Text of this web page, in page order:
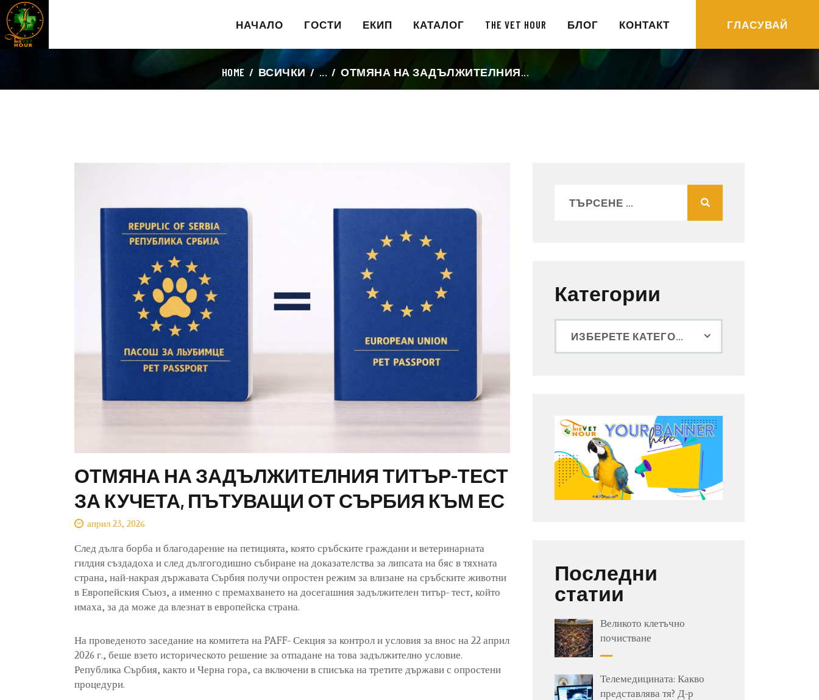
НАЧАЛО ГОСТИ ЕКИП КАТАЛОГ THE VET HOUR БЛОГ КОНТАКТ ГЛАСУВАЙ
HOME ВСИЧКИ ... ОТМЯНА НА ЗАДЪЛЖИТЕЛНИЯ...
НАЧАЛО
ГОСТИ
ЕКИП
КОНТАКТ
ОТМЯНА НА ЗАДЪЛЖИТЕЛНИЯ ТИТЪР-ТЕСТ
ЗА КУЧЕТА, ПЪТУВАЩИ ОТ СЪРБИЯ КЪМ ЕС
април 23, 2026
След дълга борба и благодарение на петицията, която сръбските граждани и ветеринарната
гилдия създадоха и след дългогодишно събиране на доказателства за липсата на бяс в тяхната
страна, най-накрая държавата Сърбия получи опростен режим за влизане на сръбските животни
в Европейския Съюз, а именно с премахването на досегашния задължителен титър- тест, който
имаха, за да може да влезнат в европейска страна.
На проведеното заседание на комитета на PAFF- Секция за контрол и условия за внос на 22 април
2026 г., беше взето историческото решение за отпадане на това задължително условие.
Република Сърбия, както и Черна гора, са включени в списъка на третите държави с опростени
процедури.
Категории
Последни
статии
Великото клетъчно
почистване
Телемедицината: Какво
представлява тя? Д-р